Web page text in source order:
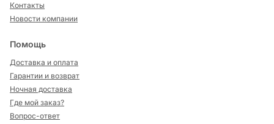
Контакты
Новости компании
Помощь
Доставка и оплата
Гарантии и возврат
Ночная доставка
Где мой заказ?
Вопрос-ответ